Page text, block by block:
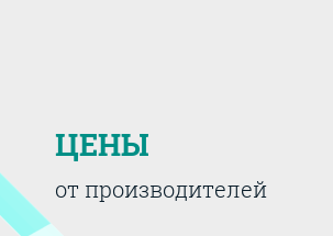
ЦЕНЫ
от производителей